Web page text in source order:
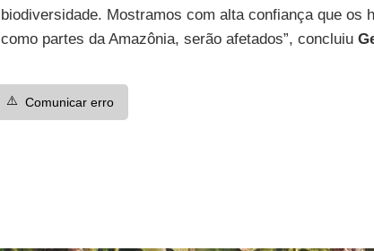
biodiversidade. Mostramos com alta confiança que os
como partes da Amazônia, serão afetados”, concluiu
⚠️ Comunicar erro